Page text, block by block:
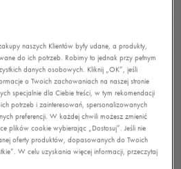
naszych Klientów były udane, a produkty,
do ich potrzeb. Robimy to jednak przy pełnym
danych osobowych. Kliknij „OK”, jeśli
o Twoich zachowaniach na naszej stronie
specjalnie dla Ciebie treści, w tym rekomendacji
potrzeb i zainteresowań, spersonalizowanych
preferencji. W każdej chwili możesz zmienić
plików cookie wybierając „Dostosuj”. Jeśli nie
oferty produktów, dopasowanych do Twoich
W celu uzyskania więcej informacji, przeczytaj